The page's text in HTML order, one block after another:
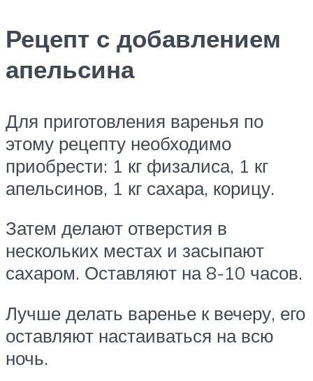
Рецепт с добавлением
апельсина
Для приготовления варенья по
этому рецепту необходимо
приобрести: 1 кг физалиса, 1 кг
апельсинов, 1 кг сахара, корицу.
Затем делают отверстия в
нескольких местах и засыпают
сахаром. Оставляют на 8-10 часов.
Лучше делать варенье к вечеру, его
оставляют настаиваться на всю
ночь.